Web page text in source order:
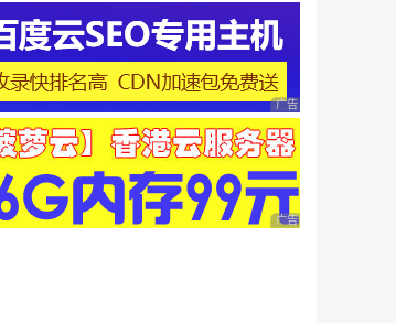
广告 商业广告，理性
广告 商业广告，理性